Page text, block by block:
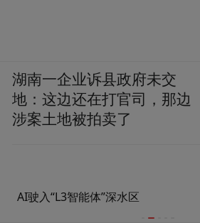
AI驶入“L3智能体”深水区
湖南一企业诉县政府未交
地：这边还在打官司，那边
涉案土地被拍卖了